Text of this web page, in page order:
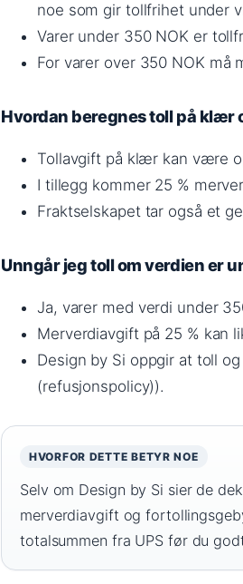
noe som gir tollfrihet under
Varer under 350 NOK er
For varer over 350 NOK må
Hvordan beregnes toll på klær
Tollavgift på klær kan være
I tillegg kommer 25 %
Fraktselskapet tar også et
Unngår jeg toll om verdien er
Ja, varer med verdi under
Merverdiavgift på 25 % kan
Design by Si oppgir at toll
(refusjonspolicy)).
HVORFOR DETTE BETYR NOE
Selv om Design by Si sier de
merverdiavgift og
totalsummen fra UPS før du